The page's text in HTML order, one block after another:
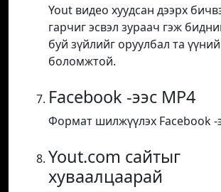
Yout видео хуудсан дээрх
гарчиг эсвэл зураач гэж
буй зүйлийг оруулбал та
боломжтой.
Facebook -ээс MP4
Формат шилжүүлэх Facebook -
Yout.com сайтыг
хуваалцаарай